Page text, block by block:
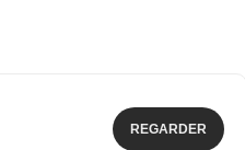
REGARDER